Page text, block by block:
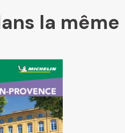
Mollat
Libraires Ensemble
Chapitre
la